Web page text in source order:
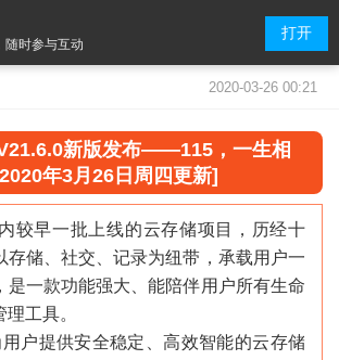
随时参与互动
打开
2020-03-26 00:21
新版发布——115，一生相
年3月26日周四更新]
内较早一批上线的云存储项目，历经十
存储、社交、记录为纽带，承载用户一
是一款功能强大、能陪伴用户所有生命
工具。
户提供安全稳定、高效智能的云存储